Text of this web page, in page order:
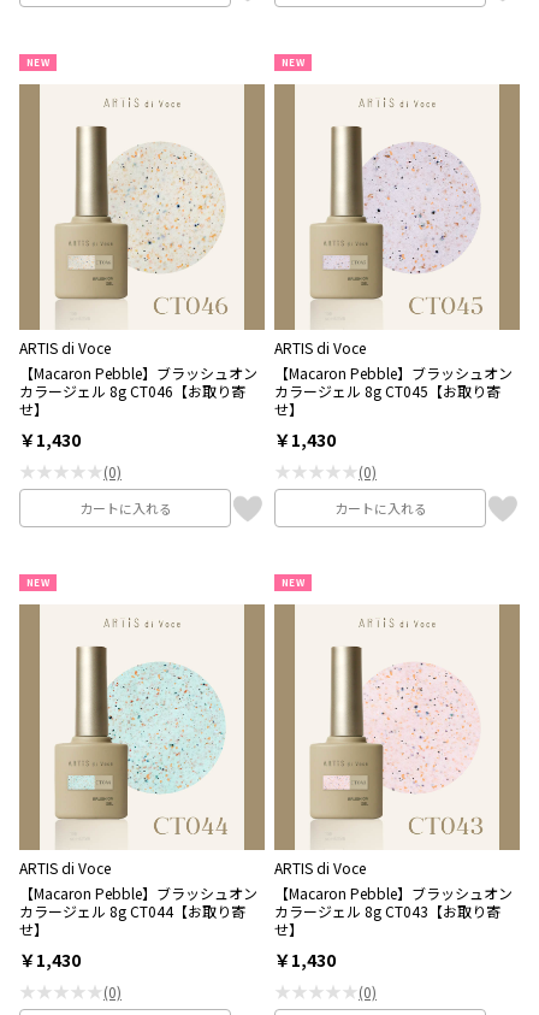
NEW
ARTIS di Voce
【Macaron Pebble】ブラッシュオン
カラージェル 8g CT046【お取り寄
せ】
￥1,430
★★★★★(0)
カートに入れる
NEW
ARTIS di Voce
【Macaron Pebble】ブラッシュオン
カラージェル 8g CT045【お取り寄
せ】
￥1,430
★★★★★(0)
カートに入れる
NEW
ARTIS di Voce
【Macaron Pebble】ブラッシュオン
カラージェル 8g CT044【お取り寄
せ】
￥1,430
★★★★★(0)
NEW
ARTIS di Voce
【Macaron Pebble】ブラッシュオン
カラージェル 8g CT043【お取り寄
せ】
￥1,430
★★★★★(0)